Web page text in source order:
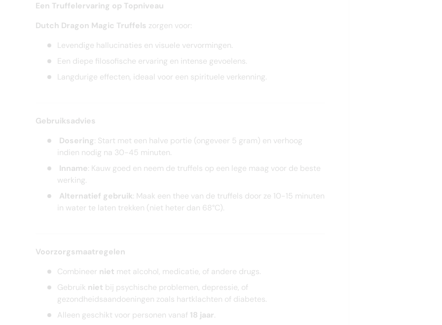
Een Truffelervaring op Topniveau
Dutch Dragon Magic Truffels zorgen voor:
Levendige hallucinaties en visuele vervormingen.
Een diepe filosofische ervaring en intense gevoelens.
Langdurige effecten, ideaal voor een spirituele verkenning.
Gebruiksadvies
Dosering: Start met een halve portie (ongeveer 5 gram) en verhoog
indien nodig na 30-45 minuten.
Inname: Kauw goed en neem de truffels op een lege maag voor de beste
werking.
Alternatief gebruik: Maak een thee van de truffels door ze 10-15 minuten
in water te laten trekken (niet heter dan 68°C).
Voorzorgsmaatregelen
Combineer niet met alcohol, medicatie, of andere drugs.
Gebruik niet bij psychische problemen, depressie, of
gezondheidsaandoeningen zoals hartklachten of diabetes.
Alleen geschikt voor personen vanaf 18 jaar.